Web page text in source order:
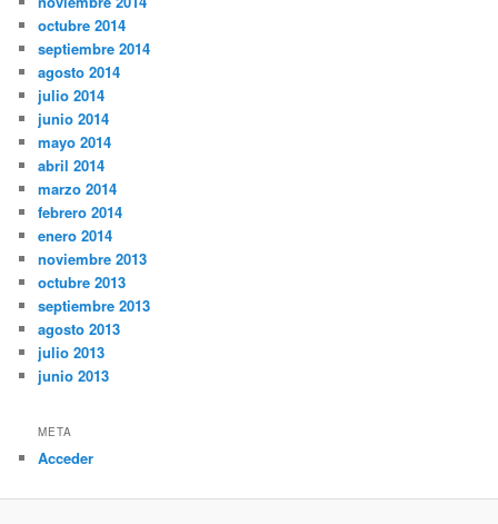
octubre 2014
septiembre 2014
agosto 2014
julio 2014
junio 2014
mayo 2014
abril 2014
marzo 2014
febrero 2014
enero 2014
noviembre 2013
octubre 2013
septiembre 2013
agosto 2013
julio 2013
junio 2013
META
Acceder